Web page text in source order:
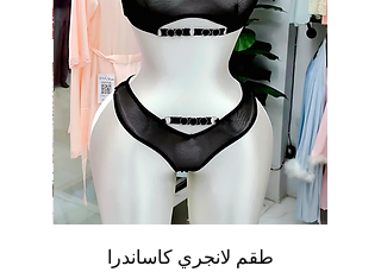
طقم لانجري كاساندرا